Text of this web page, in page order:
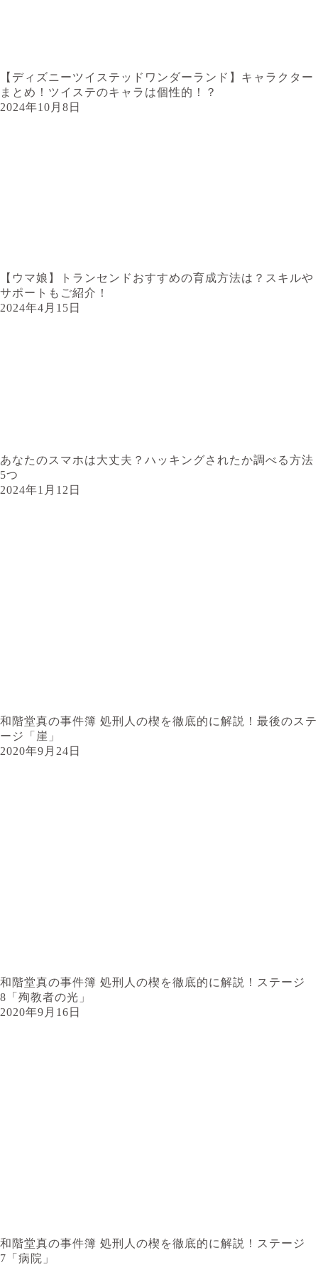
【ディズニーツイステッドワンダーランド】キャラクター
まとめ！ツイステのキャラは個性的！？
2024年10月8日
【ウマ娘】トランセンドおすすめの育成方法は？スキルや
サポートもご紹介！
2024年4月15日
あなたのスマホは大丈夫？ハッキングされたか調べる方法
5つ
2024年1月12日
和階堂真の事件簿 処刑人の楔を徹底的に解説！最後のステ
ージ「崖」
2020年9月24日
和階堂真の事件簿 処刑人の楔を徹底的に解説！ステージ
8「殉教者の光」
2020年9月16日
和階堂真の事件簿 処刑人の楔を徹底的に解説！ステージ
7「病院」